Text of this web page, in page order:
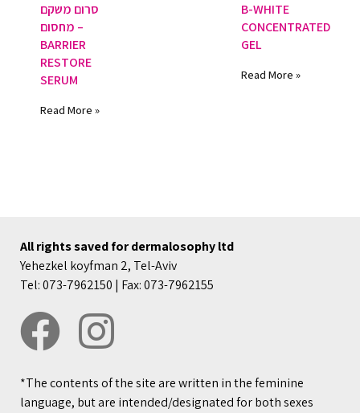
סרום משקם
מחסום –
BARRIER
RESTORE
SERUM
Read More »
B-WHITE
CONCENTRATED
GEL
Read More »
All rights saved for dermalosophy ltd
Yehezkel koyfman 2, Tel-Aviv
Tel: 073-7962150 | Fax: 073-7962155
*The contents of the site are written in the feminine
language, but are intended/designated for both sexes